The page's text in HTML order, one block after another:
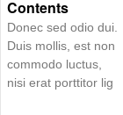
Contents
Donec sed odio dui.
Duis mollis, est non
commodo luctus,
nisi erat porttitor lig